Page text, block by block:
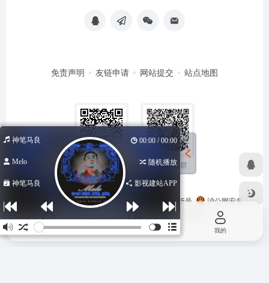
免责声明 友链申请 网站提交 站点地图
扫码关注公众号 扫码加QQ群
Copyright © 2026马哥导航 苏ICP备2024116145号
沪公网安备
31011502402348号 由 OneNav 强力驱动
首页 投稿 我的
神笔马良 00:00 / 00:00
Melo 随机播放
神笔马良 影视建站APP